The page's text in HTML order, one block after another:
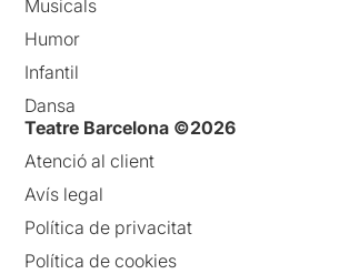
Musicals
Humor
Infantil
Dansa
Teatre Barcelona ©2026
Atenció al client
Avís legal
Política de privacitat
Política de cookies